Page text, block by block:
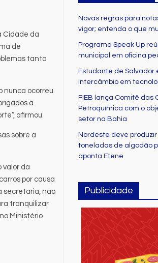
Cidade da
de
tanto
nunca ocorreu.
a
afirmou.
sobre a
valor da
por causa
secretaria, não
tranquilizar
Ministério
Novas regras para
vigor; entenda o que
Programa Speak Up
municipal em oficina
Estudante de Salvador
intercâmbio em
FIEB lança Comitê das
Petroquímica com o
setor na Bahia
Nordeste deve
toneladas de algodão
aponta Etene
Publicidade